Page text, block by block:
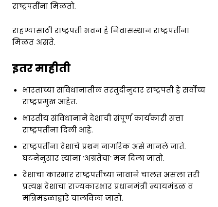
राष्ट्रपतींना मिळतो.
राहण्यासाठी राष्ट्रपती भवन हे निवासस्थान राष्ट्रपतींना
मिळत असते.
इतर माहीती
भारताच्या संविधानातील तरतुदीनुदार राष्ट्रपती हे सर्वोच्च
राष्ट्रप्रमुख आहेत.
भारतीय संविधानाने देशाची संपूर्ण कार्यकारी सत्ता
राष्ट्रपतींना दिली आहे.
राष्ट्रपतींना देशाचे प्रथम नागरिक असे मानले जाते.
घटनेनुसार त्यांना ‘अग्रतेचा’ मन दिला जातो.
देशाचा कारभार राष्ट्रपतींच्या नावाने चालत असला तरी
प्रत्यक्ष देशाचा राज्यकारभार प्रधानमंत्री न्यायमंडळ व
मंत्रिमंडळाद्वारे चालविला जातो.